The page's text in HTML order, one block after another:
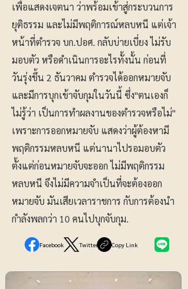
เพื่อแสดงเจตนา ว่าพร้อมเข้าสู่กระบวนการ
ยุติธรรม และไม่มีพฤติการณ์หลบหนี แต่เจ้า
หน้าที่ตำรวจ บก.ปอศ. กลับบ่ายเบี่ยง ไม่รับ
มอบตัว หรือดำเนินการอะไรทั้งนั้น ก่อนที่
วันรุ่งขึ้น 2 ธันวาคม ตำรวจได้ออกหมายจับ
และมีการบุกเข้าจับกุมในวันนี้ ซึ่ง"ตนเองก็
ไม่รู้ว่า เป็นการทำผลงานของตำรวจหรือไม่"
เพราะการออกหมายจับ แสดงว่าผู้ต้องหามี
พฤติกรรมหลบหนี แต่นานาไปรอมอบตัว
ตั้งแต่ก่อนหมายจับจะออก ไม่มีพฤติกรรม
หลบหนี จึงไม่มีความจำเป็นที่จะต้องออก
หมายจับ มันเสียเวลาราชการ กับการต้องนำ
กำลังพลกว่า 10 คนไปบุกจับกุม.
Facebook Twitter Copy Link